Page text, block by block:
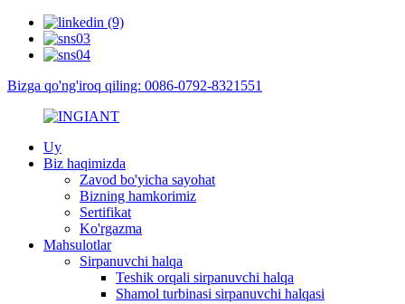
Bizga qo'ng'iroq qiling: 0086-0792-8321551
Uy
Biz haqimizda
Zavod bo'yicha sayohat
Bizning hamkorimiz
Sertifikat
Ko'rgazma
Mahsulotlar
Sirpanuvchi halqa
Teshik orqali sirpanuvchi halqa
Shamol turbinasi sirpanuvchi halqasi